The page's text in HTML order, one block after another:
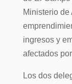
Ministerio
ingresos y
afectados
Los dos